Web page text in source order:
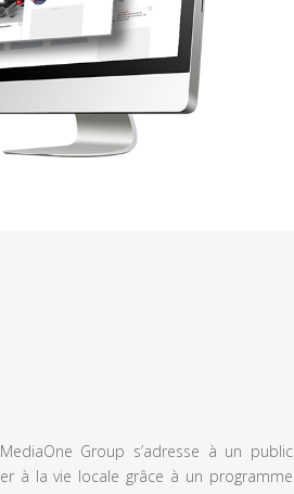
Group s’adresse à un public
à la vie locale grâce à un programme